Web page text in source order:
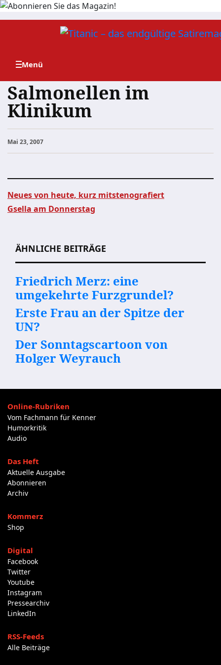
Zum
Salmonellen im
Klinikum
Mai 23, 2007
Neues von heute, kurz mitstenografiert
Gsella am Donnerstag
ÄHNLICHE BEITRÄGE
Friedrich Merz: eine
umgekehrte Furzgrundel?
Erste Frau an der Spitze der
UN?
Der Sonntagscartoon von
Holger Weyrauch
Online-Rubriken
Vom Fachmann für Kenner
Humorkritik
Audio
Das Heft
Aktuelle Ausgabe
Abonnieren
Archiv
Kommerz
Shop
Digital
Facebook
Twitter
Youtube
Instagram
Pressearchiv
LinkedIn
RSS-Feeds
Alle Beiträge